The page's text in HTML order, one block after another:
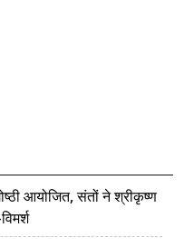
आयोजित, संतों ने श्रीकृष्ण